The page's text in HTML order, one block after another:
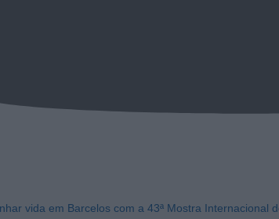
vida em Barcelos com a 43ª Mostra Internacional